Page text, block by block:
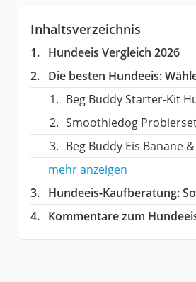
Inhaltsverzeichnis
Hundeeis Vergleich 2026
Die besten Hundeeis:
Beg Buddy Starter-Kit
Smoothiedog
Beg Buddy Eis Banane
mehr anzeigen
Hundeeis-Kaufberatung:
Kommentare zum